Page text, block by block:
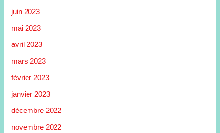
juin 2023
mai 2023
avril 2023
mars 2023
février 2023
janvier 2023
décembre 2022
novembre 2022